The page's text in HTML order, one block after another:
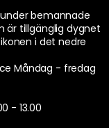
bemannade
är tillgänglig dygnet
i det nedre
Måndag - fredag
- 13.00